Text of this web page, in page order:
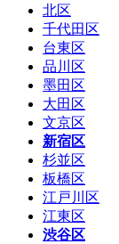
北区
千代田区
台東区
品川区
墨田区
大田区
文京区
新宿区
杉並区
板橋区
江戸川区
江東区
渋谷区